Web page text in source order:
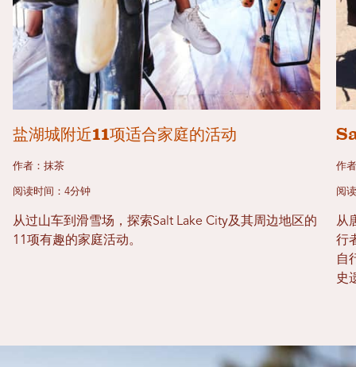
盐湖城附近11项适合家庭的活动
作者：抹茶
阅读时间：4分钟
从过山车到滑雪场，探索Salt Lake City及其周边地区的
11项有趣的家庭活动。
作
阅
从
行
自
史